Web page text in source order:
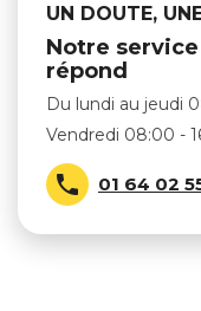
UN DOUTE,
Notre
répond
Du lundi au jeudi
Vendredi 08:00 -
 01 64 02